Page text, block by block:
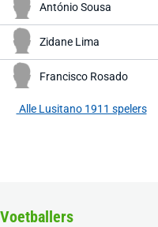
António Sousa
Zidane Lima
Francisco Rosado
Alle Lusitano 1911 spelers
Voetballers